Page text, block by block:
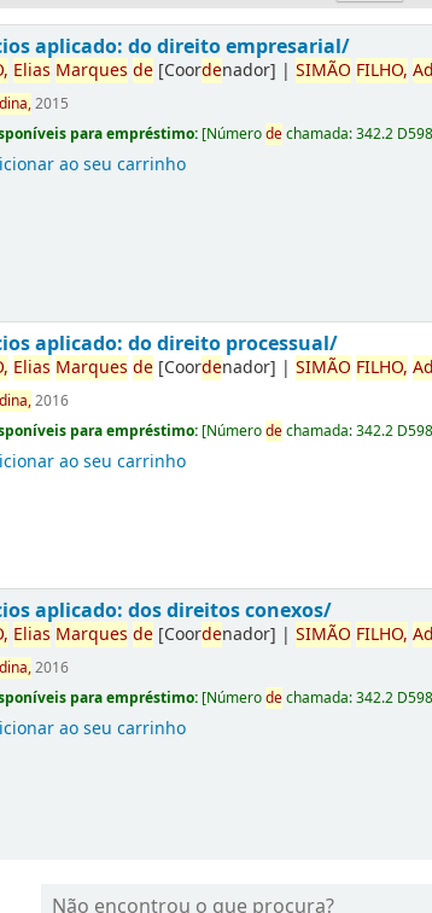
aplicado: do direito empresarial/
Elias Marques de [Coordenador] |SIMÃO FILHO,
2015
para empréstimo: [Númerodechamada:342.2
ao seu carrinho
aplicado: do direito processual/
Elias Marques de [Coordenador] |SIMÃO FILHO,
2016
para empréstimo: [Númerodechamada:342.2
ao seu carrinho
aplicado: dos direitos conexos/
Elias Marques de [Coordenador] |SIMÃO FILHO,
2016
para empréstimo: [Númerodechamada:342.2
ao seu carrinho